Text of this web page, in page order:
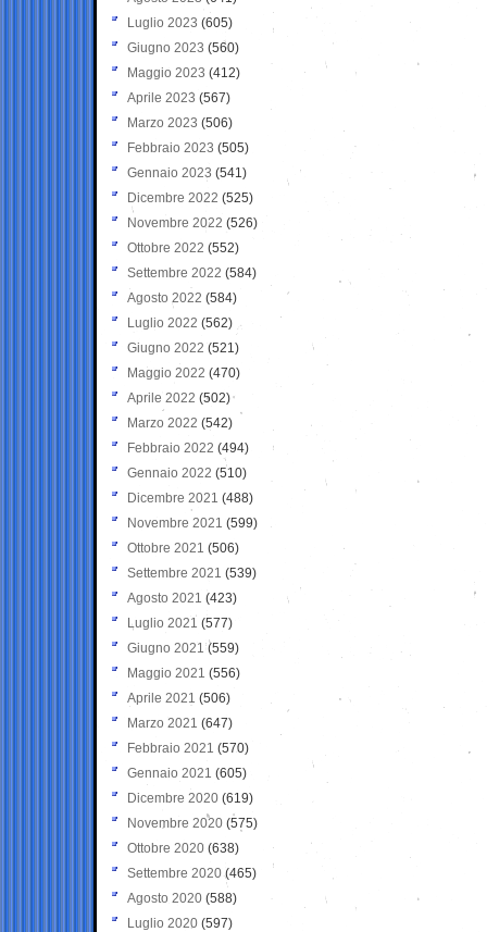
Luglio 2023 (605)
Giugno 2023 (560)
Maggio 2023 (412)
Aprile 2023 (567)
Marzo 2023 (506)
Febbraio 2023 (505)
Gennaio 2023 (541)
Dicembre 2022 (525)
Novembre 2022 (526)
Ottobre 2022 (552)
Settembre 2022 (584)
Agosto 2022 (584)
Luglio 2022 (562)
Giugno 2022 (521)
Maggio 2022 (470)
Aprile 2022 (502)
Marzo 2022 (542)
Febbraio 2022 (494)
Gennaio 2022 (510)
Dicembre 2021 (488)
Novembre 2021 (599)
Ottobre 2021 (506)
Settembre 2021 (539)
Agosto 2021 (423)
Luglio 2021 (577)
Giugno 2021(559)
Maggio 2021 (556)
Aprile 2021 (506)
Marzo 2021 (647)
Febbraio 2021 (570)
Gennaio 2021 (605)
Dicembre 2020 (619)
Novembre 2020 (575)
Ottobre 2020 (638)
Settembre 2020(465)
Agosto 2020 (588)
Luglio 2020 (597)